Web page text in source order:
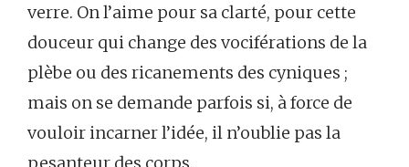
verre. On l’aime pour sa clarté, pour cette
douceur qui change des vociférations de la
plèbe ou des ricanements des cyniques ;
mais on se demande parfois si, à force de
vouloir incarner l’idée, il n’oublie pas la
pesanteur des corps.